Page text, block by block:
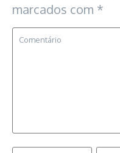
marcados com *